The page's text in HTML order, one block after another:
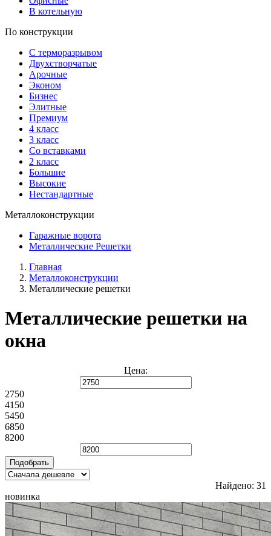
В котельную
По конструкции
С терморазрывом
Двухстворчатые
Арочные
Эконом
Бизнес
Элитные
Премиум
4 класс
3 класс
Со вставками
2 класс
Большие
Высокие
Нестандартные
Металлоконструкции
Гаражные ворота
Металлические Решетки
Главная
Металлоконструкции
Металлические решетки
Металлические решетки на
окна
Цена:
2750
4150
5450
6850
8200
Найдено: 31
новинка